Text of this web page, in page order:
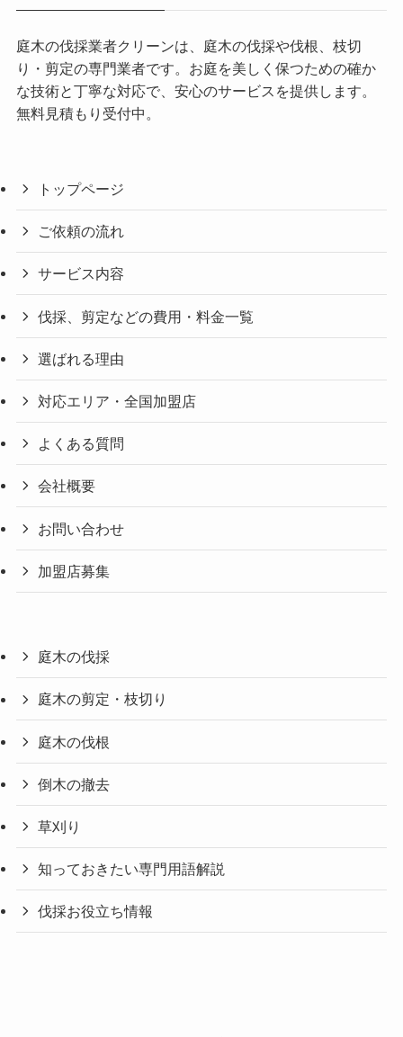
庭木の伐採業者クリーンは、庭木の伐採や伐根、枝切
り・剪定の専門業者です。お庭を美しく保つための確か
な技術と丁寧な対応で、安心のサービスを提供します。
無料見積もり受付中。
トップページ
ご依頼の流れ
サービス内容
伐採、剪定などの費用・料金一覧
選ばれる理由
対応エリア・全国加盟店
よくある質問
会社概要
お問い合わせ
加盟店募集
庭木の伐採
庭木の剪定・枝切り
庭木の伐根
倒木の撤去
草刈り
知っておきたい専門用語解説
伐採お役立ち情報